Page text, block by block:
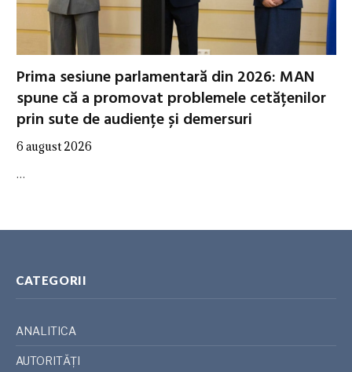
Prima sesiune parlamentară din 2026: MAN
spune că a promovat problemele cetățenilor
prin sute de audiențe și demersuri
6 august 2026
…
CATEGORII
ANALITICA
AUTORITĂȚI